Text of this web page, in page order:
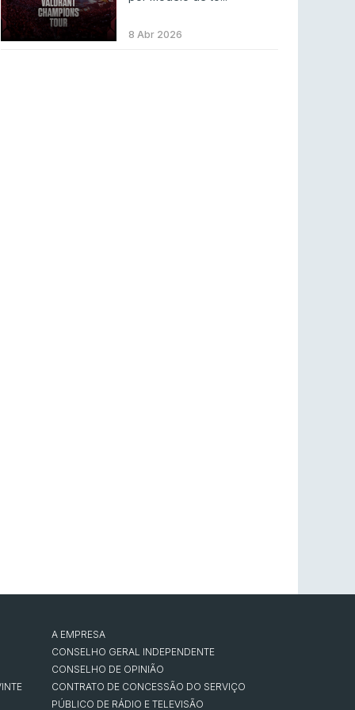
Betclic renova parceria com a RTP Arena para
a época 2026/27
8 Abr 2026
A EMPRESA
CONSELHO GERAL INDEPENDENTE
CONSELHO DE OPINIÃO
CONTRATO DE CONCESSÃO DO SERVIÇO
PÚBLICO DE RÁDIO E TELEVISÃO